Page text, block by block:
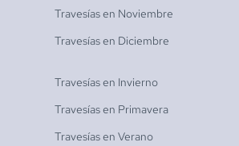
Travesías en Noviembre
Travesías en Diciembre
Travesías en Invierno
Travesías en Primavera
Travesías en Verano